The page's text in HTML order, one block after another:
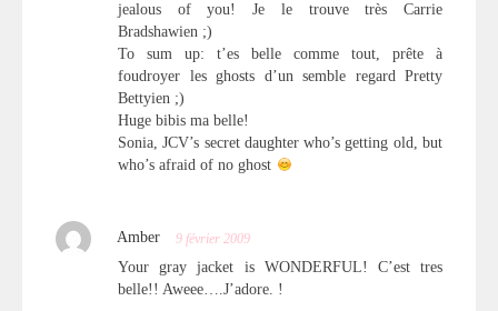
jealous of you! Je le trouve très Carrie
Bradshawien ;)
To sum up: t’es belle comme tout, prête à
foudroyer les ghosts d’un semble regard Pretty
Bettyien ;)
Huge bibis ma belle!
Sonia, JCV’s secret daughter who’s getting old, but
who’s afraid of no ghost
Amber 9 février 2009
Your gray jacket is WONDERFUL! C’est tres
belle!! Aweee….J’adore. !